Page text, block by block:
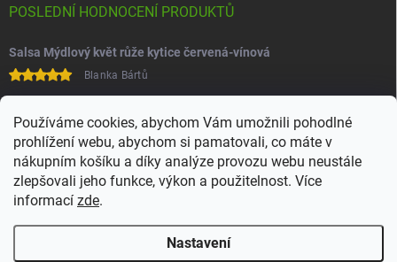
Používáme cookies, abychom Vám umožnili pohodlné
prohlížení webu, abychom si pamatovali, co máte v
nákupním košíku a díky analýze provozu webu neustále
zlepšovali jeho funkce, výkon a použitelnost. Více
informací zde.
Nastavení
POSLEDNÍ HODNOCENÍ PRODUKTŮ
Salsa Mýdlový květ růže kytice červená-vínová
Blanka Bártů